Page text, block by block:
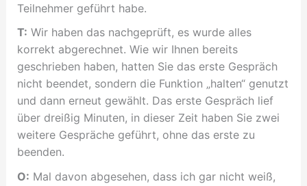
Teilnehmer geführt habe.
T: Wir haben das nachgeprüft, es wurde alles
korrekt abgerechnet. Wie wir Ihnen bereits
geschrieben haben, hatten Sie das erste Gespräch
nicht beendet, sondern die Funktion „halten“ genutzt
und dann erneut gewählt. Das erste Gespräch lief
über dreißig Minuten, in dieser Zeit haben Sie zwei
weitere Gespräche geführt, ohne das erste zu
beenden.
O: Mal davon abgesehen, dass ich gar nicht weiß,